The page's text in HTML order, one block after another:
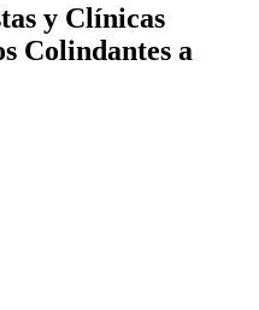
y Clínicas
Colindantes a